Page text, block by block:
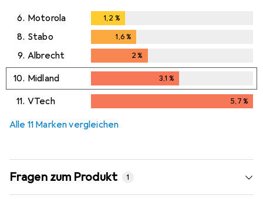
6. Motorola 1,2 %
8. Stabo 1,6%
9. Albrecht 2%
10. Midland 3,1 %
11. VTech 5,7%
Alle 11 Marken vergleichen
Fragen zum Produkt 1